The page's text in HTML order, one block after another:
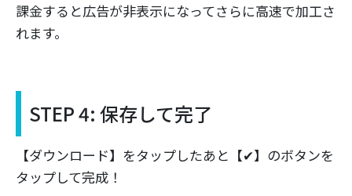
課金すると広告が非表示になってさらに高速で加工さ
れます。
STEP 4: 保存して完了
【ダウンロード】をタップしたあと【✔】のボタンを
タップして完成！